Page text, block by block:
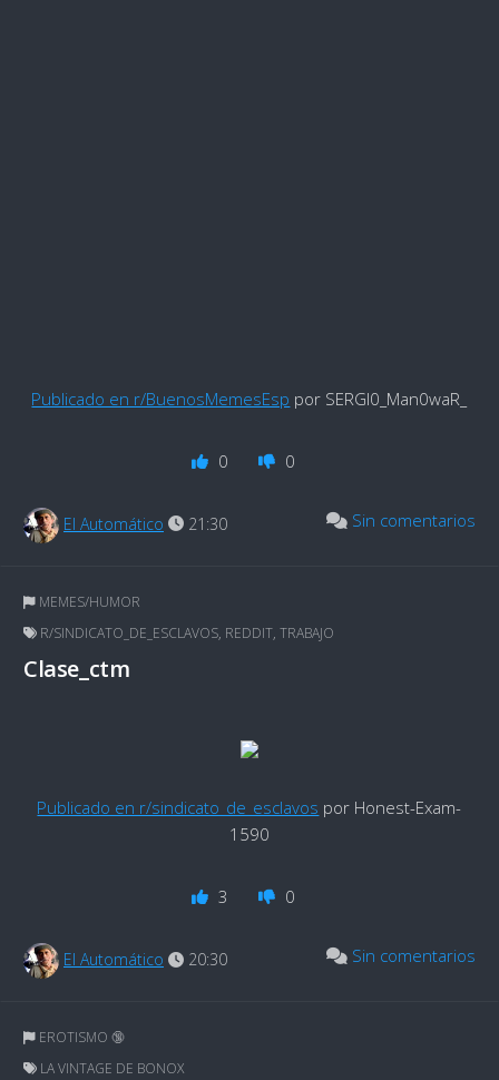
Publicado en r/BuenosMemesEsp por SERGI0_Man0waR_
0 0
El Automático 21:30 Sin comentarios
MEMES/HUMOR
R/SINDICATO_DE_ESCLAVOS, REDDIT, TRABAJO
Clase_ctm
Publicado en r/sindicato_de_esclavos por Honest-Exam-
1590
3 0
El Automático 20:30 Sin comentarios
EROTISMO 🔞
LA VINTAGE DE BONOX